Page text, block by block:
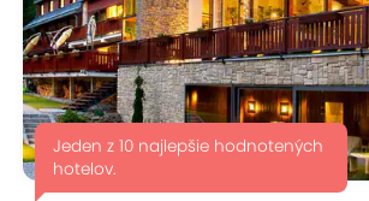
Jeden z 10 najlepšie hodnotených
hotelov.